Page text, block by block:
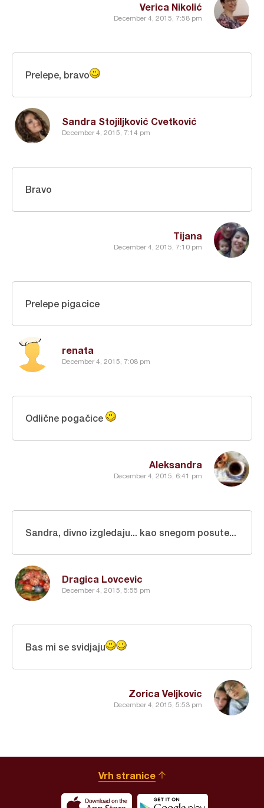
Verica Nikolić
December 4, 2015, 7:58 pm
Sandra Stojiljković Cvetković
December 4, 2015, 7:14 pm
Prelepe, bravo
Tijana
December 4, 2015, 7:10 pm
Bravo
renata
December 4, 2015, 7:08 pm
Prelepe pigacice
Aleksandra
December 4, 2015, 6:41 pm
Odlične pogačice
Dragica Lovcevic
December 4, 2015, 5:55 pm
Sandra, divno izgledaju... kao snegom posute...
Zorica Veljkovic
December 4, 2015, 5:53 pm
Bas mi se svidjaju
Vrh stranice